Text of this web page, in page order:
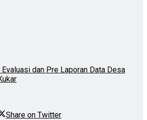
dan Pre Laporan Data Desa
Share on Twitter